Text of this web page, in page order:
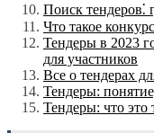
Поиск тендеров⁚
Что такое
Тендеры в 2023
для участников
Все о тендерах
Тендеры:
Тендеры: что это